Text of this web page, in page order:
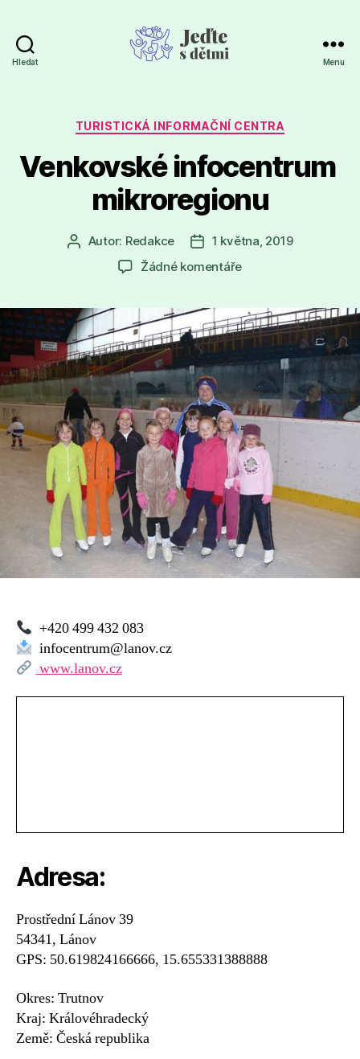
Hledat Menu
Rubriky
TURISTICKÁ INFORMAČNÍ CENTRA
Venkovské infocentrum
mikroregionu
Autor
příspěvku
Autor: Redakce
Datum
příspěvku
1 května, 2019
Žádné komentářeu
názvem
Venkovské
+420 499 432 083
infocentrum@lanov.cz
www.lanov.cz
Adresa:
Prostřední Lánov 39
54341, Lánov
GPS: 50.619824166666, 15.655331388888
Okres: Trutnov
Kraj: Královéhradecký
Země: Česká republika